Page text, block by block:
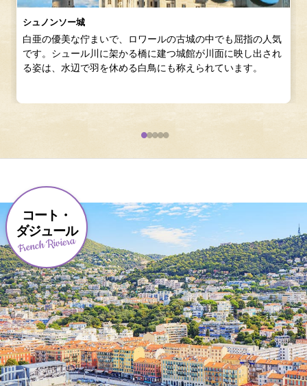
シュノンソー城
白亜の優美な佇まいで、ロワールの古城の中でも屈指の人気
です。シュール川に架かる橋に建つ城館が川面に映し出され
る姿は、水辺で羽を休める白鳥にも称えられています。
コート・
ダジュール
French Riviera